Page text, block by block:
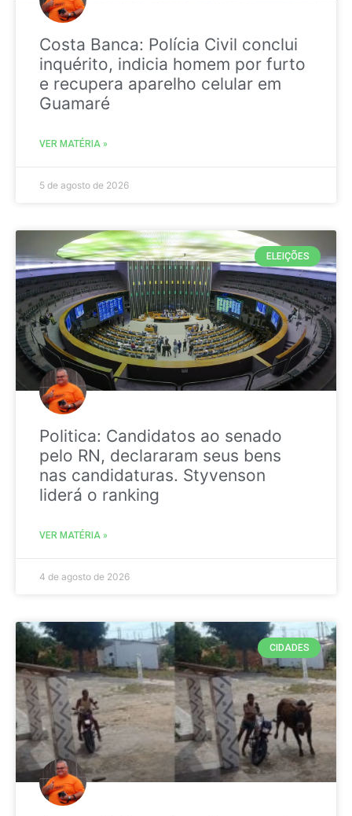
Costa Banca: Polícia Civil conclui
inquérito, indicia homem por furto
e recupera aparelho celular em
Guamaré
VER MATÉRIA »
5 de agosto de 2026
ELEIÇÕES
Politica: Candidatos ao senado
pelo RN, declararam seus bens
nas candidaturas. Styvenson
liderá o ranking
VER MATÉRIA »
4 de agosto de 2026
CIDADES